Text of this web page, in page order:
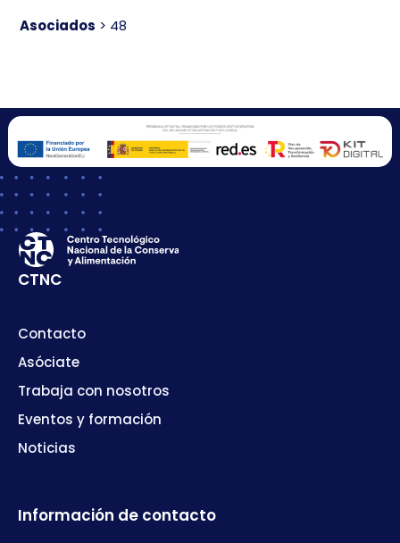
Asociados > 48
CTNC
Contacto
Asóciate
Trabaja con nosotros
Eventos y formación
Noticias
Información de contacto